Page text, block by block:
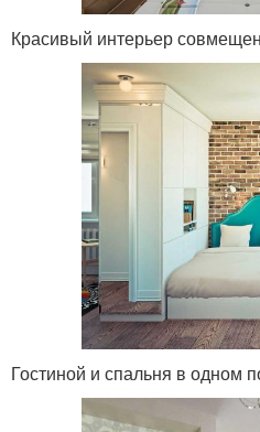
Красивый интерьер
Гостиной и спальня в одном